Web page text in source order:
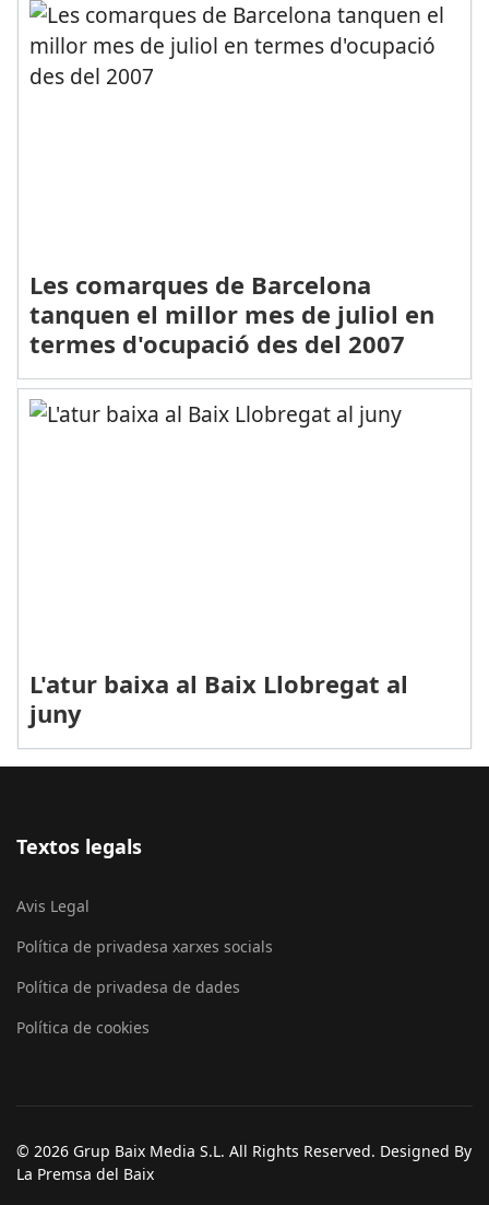
Les comarques de Barcelona
tanquen el millor mes de juliol en
termes d'ocupació des del 2007
L'atur baixa al Baix Llobregat al
juny
Textos legals
Avis Legal
Política de privadesa xarxes socials
Política de privadesa de dades
Política de cookies
© 2026 Grup Baix Media S.L. All Rights Reserved. Designed By
La Premsa del Baix